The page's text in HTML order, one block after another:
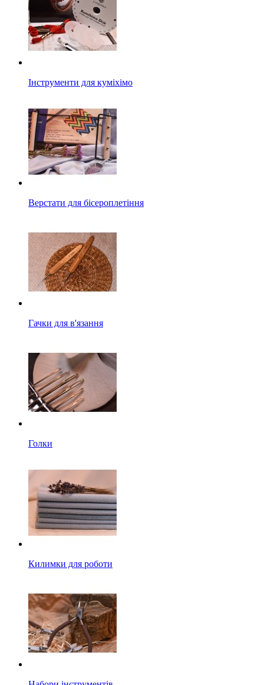
Інструменти для куміхімо
Верстати для бісероплетіння
Гачки для в'язання
Голки
Килимки для роботи